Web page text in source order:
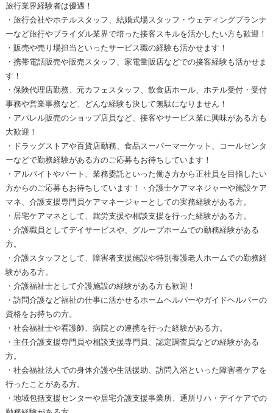
旅行業界経験者は優遇！
・旅行会社やホテルスタッフ、結婚式場スタッフ・ウェディングプランナ
ーなど旅行やブライダル業界で培った接客スキルを活かしたい方も歓迎！
・販売や売り場担当といったサービス職の経験も活かせます！
・携帯電話販売や販売スタッフ、家電量販店などでの接客経験も活かせま
す！
・保険代理店勤務、元カフェスタッフ、飲食店ホール、ホテル受付・受付
事務や営業事務など、どんな経験も決して無駄になりません！
・アパレル販売のショップ店員など、接客やサービス業に興味がある方も
大歓迎！
・ドラッグストアや百貨店勤務、食品スーパーマーケット、コールセンタ
ーなどで勤務経験がある方のご応募もお待ちしています！
・アルバイトやパート、業務委託といった働き方から正社員を目指したい
方からのご応募もお待ちしています！・介護士ケアマネジャーや施設ケア
マネ、介護支援専門員ケアマネージャーとしての実務経験がある方。
・居宅ケアマネとして、就労支援や相談支援を行った経験がある方。
・介護職員としてデイサービスや、グループホームでの勤務経験がある
方。
・介護スタッフとして、障害者支援施設や特別養護老人ホームでの勤務経
験がある方。
・介護福祉士として介護施設の経験がある方も歓迎！
・訪問介護など福祉の仕事に活かせるホームヘルパーやガイドヘルパーの
資格をお持ちの方。
・社会福祉士や看護師、病院との連携を行った経験がある方。
・主任介護支援専門員や相談支援専門員、認定調査員などの経験がある
方。
・社会福祉法人での身体介護や生活援助、訪問入浴といった障害者ケアを
行ったことがある方。
・地域包括支援センターや居宅介護支援事業所、通所リハ・デイケアでの